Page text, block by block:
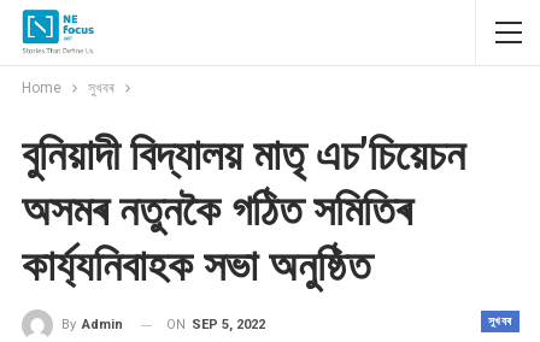
Home সুখবৰ
বুনিয়াদী বিদ্যালয় মাতৃ এচ’চিয়েচন
অসমৰ নতুনকৈ গঠিত সমিতিৰ
কাৰ্য্যনিবাহক সভা অনুষ্ঠিত
সুখবৰ
By Admin ON SEP 5, 2022